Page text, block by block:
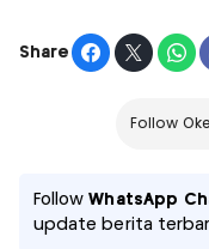
Share
Follow
FollowWhatsApp
update berita